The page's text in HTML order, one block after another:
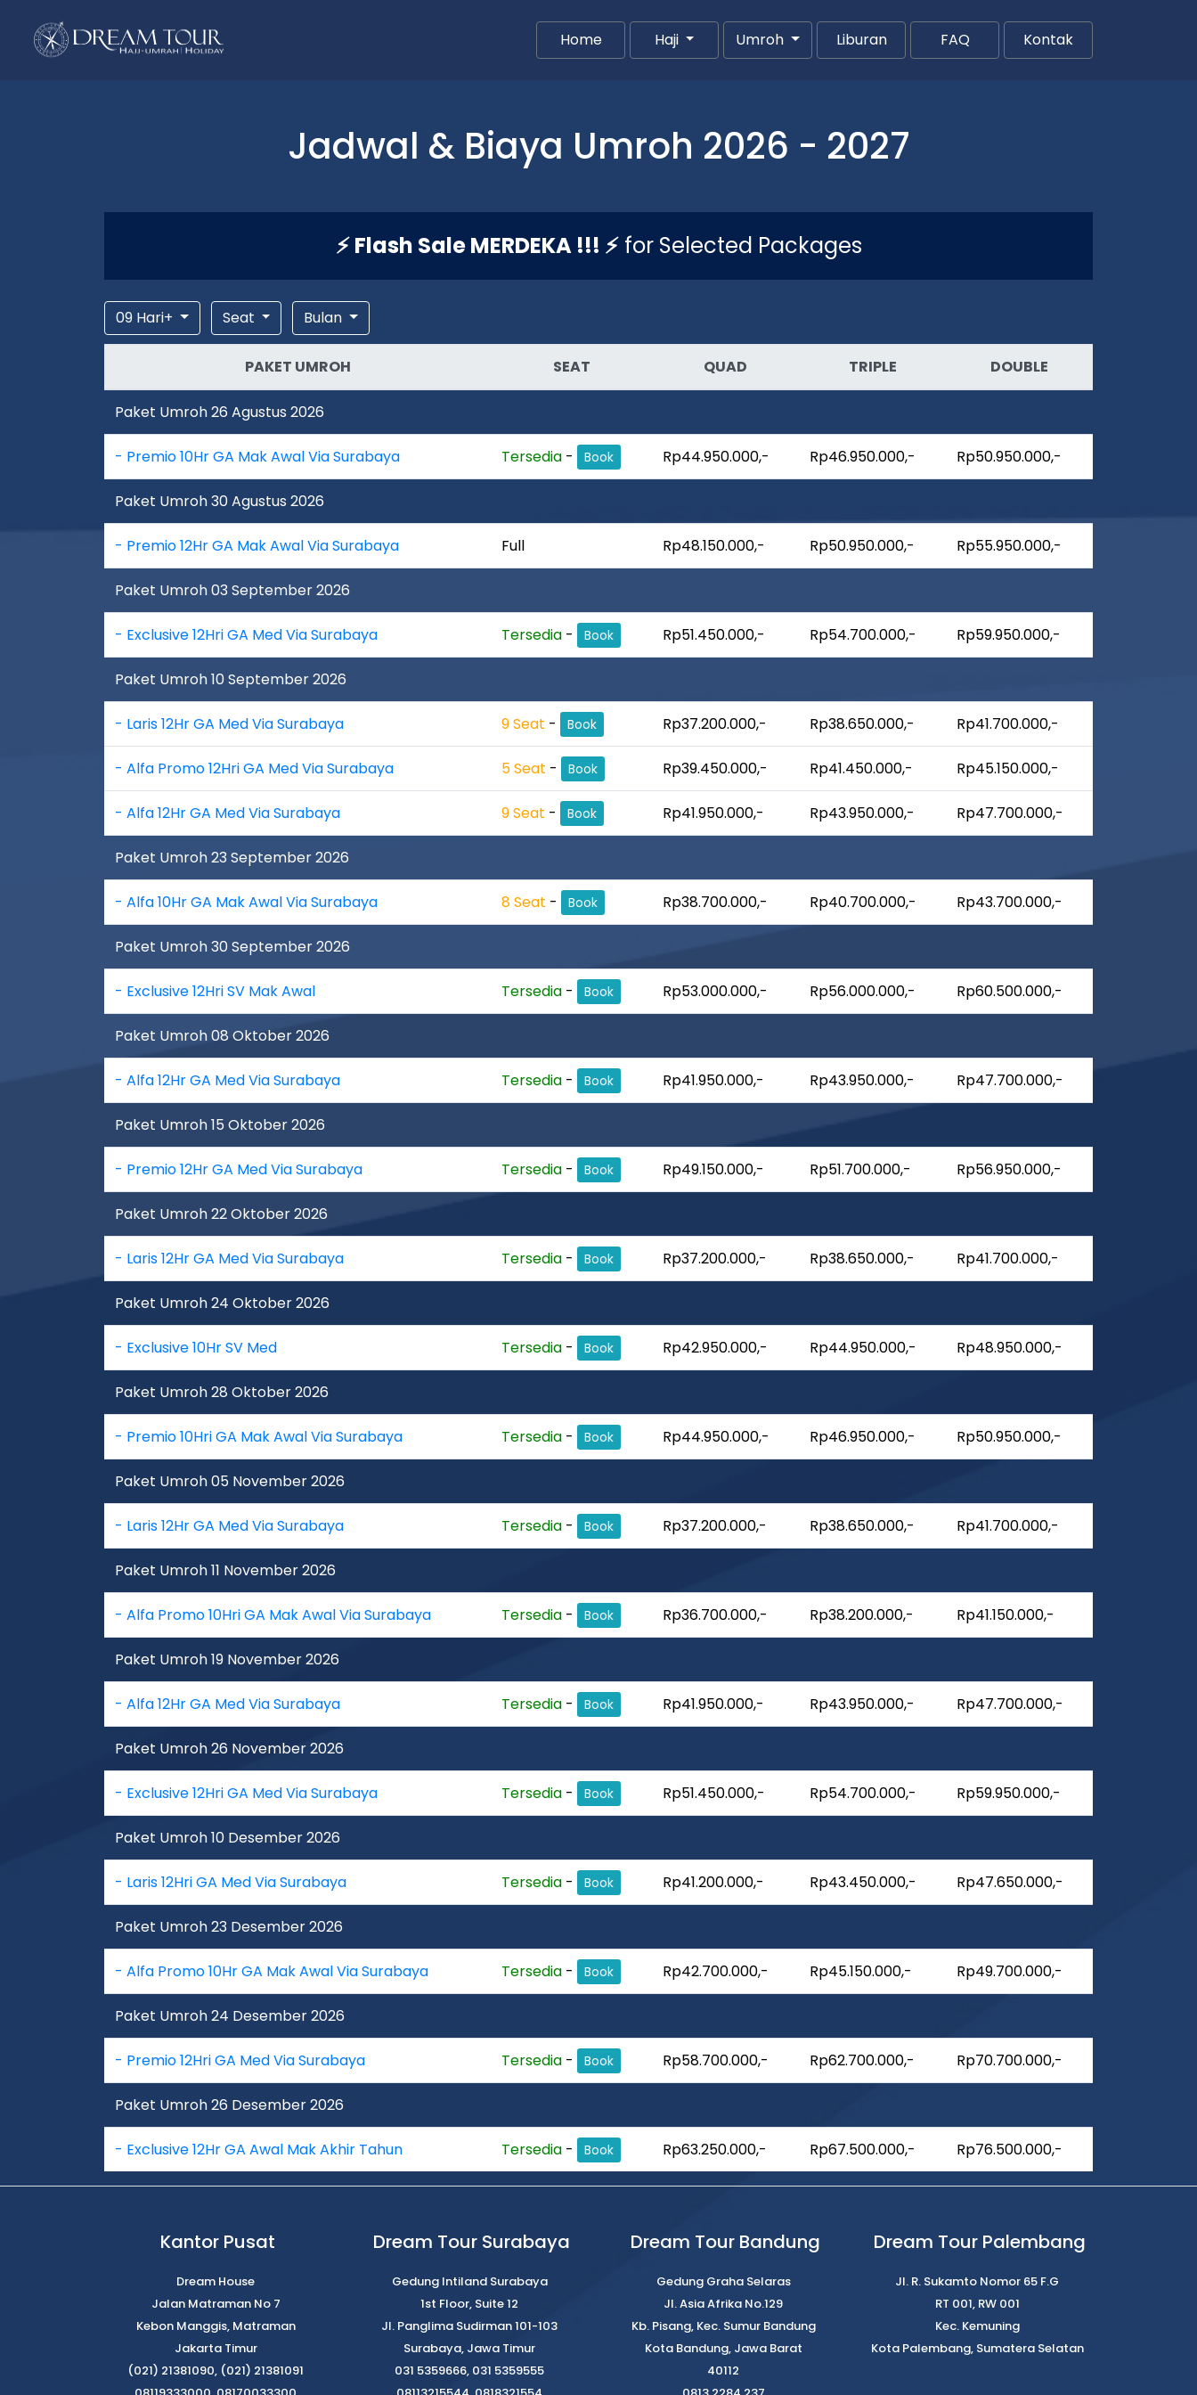
Home(current)Haji Umroh Liburan FAQ Kontak
Jadwal & Biaya Umroh 2026 - 2027
⚡ Flash Sale MERDEKA !!! ⚡for Selected Packages
09 Hari+ Seat Bulan
PAKET UMROH SEAT QUAD TRIPLE DOUBLE
Paket Umroh 26 Agustus 2026
- Premio 10Hr GA Mak Awal Via Surabaya Tersedia - Book Rp44.950.000,- Rp46.950.000,- Rp50.950.000,-
Paket Umroh 30 Agustus 2026
- Premio 12Hr GA Mak Awal Via Surabaya Full Rp48.150.000,- Rp50.950.000,- Rp55.950.000,-
Paket Umroh 03 September 2026
- Exclusive 12Hri GA Med Via Surabaya Tersedia - Book Rp51.450.000,- Rp54.700.000,- Rp59.950.000,-
Paket Umroh 10 September 2026
- Laris 12Hr GA Med Via Surabaya 9 Seat - Book Rp37.200.000,- Rp38.650.000,- Rp41.700.000,-
- Alfa Promo 12Hri GA Med Via Surabaya 5 Seat - Book Rp39.450.000,- Rp41.450.000,- Rp45.150.000,-
- Alfa 12Hr GA Med Via Surabaya 9 Seat - Book Rp41.950.000,- Rp43.950.000,- Rp47.700.000,-
Paket Umroh 23 September 2026
- Alfa 10Hr GA Mak Awal Via Surabaya 8 Seat - Book Rp38.700.000,- Rp40.700.000,- Rp43.700.000,-
Paket Umroh 30 September 2026
- Exclusive 12Hri SV Mak Awal Tersedia - Book Rp53.000.000,- Rp56.000.000,- Rp60.500.000,-
Paket Umroh 08 Oktober 2026
- Alfa 12Hr GA Med Via Surabaya Tersedia - Book Rp41.950.000,- Rp43.950.000,- Rp47.700.000,-
Paket Umroh 15 Oktober 2026
- Premio 12Hr GA Med Via Surabaya Tersedia - Book Rp49.150.000,- Rp51.700.000,- Rp56.950.000,-
Paket Umroh 22 Oktober 2026
- Laris 12Hr GA Med Via Surabaya Tersedia - Book Rp37.200.000,- Rp38.650.000,- Rp41.700.000,-
Paket Umroh 24 Oktober 2026
- Exclusive 10Hr SV Med Tersedia - Book Rp42.950.000,- Rp44.950.000,- Rp48.950.000,-
Paket Umroh 28 Oktober 2026
- Premio 10Hri GA Mak Awal Via Surabaya Tersedia - Book Rp44.950.000,- Rp46.950.000,- Rp50.950.000,-
Paket Umroh 05 November 2026
- Laris 12Hr GA Med Via Surabaya Tersedia - Book Rp37.200.000,- Rp38.650.000,- Rp41.700.000,-
Paket Umroh 11 November 2026
- Alfa Promo 10Hri GA Mak Awal Via Surabaya Tersedia - Book Rp36.700.000,- Rp38.200.000,- Rp41.150.000,-
Paket Umroh 19 November 2026
- Alfa 12Hr GA Med Via Surabaya Tersedia - Book Rp41.950.000,- Rp43.950.000,- Rp47.700.000,-
Paket Umroh 26 November 2026
- Exclusive 12Hri GA Med Via Surabaya Tersedia - Book Rp51.450.000,- Rp54.700.000,- Rp59.950.000,-
Paket Umroh 10 Desember 2026
- Laris 12Hri GA Med Via Surabaya Tersedia - Book Rp41.200.000,- Rp43.450.000,- Rp47.650.000,-
Paket Umroh 23 Desember 2026
- Alfa Promo 10Hr GA Mak Awal Via Surabaya Tersedia - Book Rp42.700.000,- Rp45.150.000,- Rp49.700.000,-
Paket Umroh 24 Desember 2026
- Premio 12Hri GA Med Via Surabaya Tersedia - Book Rp58.700.000,- Rp62.700.000,- Rp70.700.000,-
Paket Umroh 26 Desember 2026
- Exclusive 12Hr GA Awal Mak Akhir Tahun Tersedia - Book Rp63.250.000,- Rp67.500.000,- Rp76.500.000,-
Kantor Pusat
Dream House
Jalan Matraman No 7
Kebon Manggis, Matraman
Jakarta Timur
(021) 21381090, (021) 21381091
Dream Tour Surabaya
Gedung Intiland Surabaya
1st Floor, Suite 12
Jl. Panglima Sudirman 101-103
Surabaya, Jawa Timur
031 5359666, 031 5359555
Dream Tour Bandung
Gedung Graha Selaras
Jl. Asia Afrika No.129
Kb. Pisang, Kec. Sumur Bandung
Kota Bandung, Jawa Barat
40112
Dream Tour Palembang
Jl. R. Sukamto Nomor 65 F.G
RT 001, RW 001
Kec. Kemuning
Kota Palembang, Sumatera Selatan